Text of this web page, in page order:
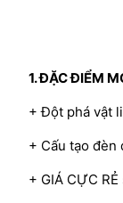
1. ĐẶC ĐIỂM
+ Đột phá vật
+ Cấu tạo đèn
+ GIÁ CỰC